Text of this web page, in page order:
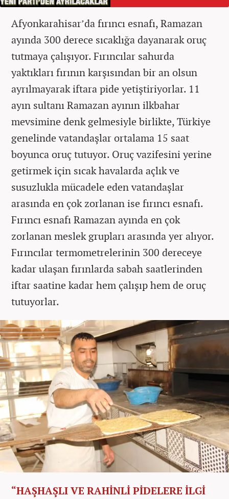
Afyonkarahisar’da fırıncı esnafı, Ramazan
ayında 300 derece sıcaklığa dayanarak oruç
tutmaya çalışıyor. Fırıncılar sahurda
yaktıkları fırının karşısından bir an olsun
ayrılmayarak iftara pide yetiştiriyorlar. 11
ayın sultanı Ramazan ayının ilkbahar
mevsimine denk gelmesiyle birlikte, Türkiye
genelinde vatandaşlar ortalama 15 saat
boyunca oruç tutuyor. Oruç vazifesini yerine
getirmek için sıcak havalarda açlık ve
susuzlukla mücadele eden vatandaşlar
arasında en çok zorlanan ise fırıncı esnafı.
Fırıncı esnafı Ramazan ayında en çok
zorlanan meslek grupları arasında yer alıyor.
Fırıncılar termometrelerinin 300 dereceye
kadar ulaşan fırınlarda sabah saatlerinden
iftar saatine kadar hem çalışıp hem de oruç
tutuyorlar.
“HAŞHAŞLI VE RAHİNLİ PİDELERE İLGİ